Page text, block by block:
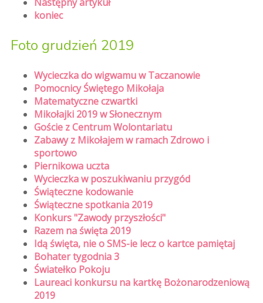
koniec
Foto grudzień 2019
Wycieczka do wigwamu w Taczanowie
Pomocnicy Świętego Mikołaja
Matematyczne czwartki
Mikołajki 2019 w Słonecznym
Goście z Centrum Wolontariatu
Zabawy z Mikołajem w ramach Zdrowo i
sportowo
Piernikowa uczta
Wycieczka w poszukiwaniu przygód
Świąteczne kodowanie
Świąteczne spotkania 2019
Konkurs "Zawody przyszłości"
Razem na święta 2019
Idą święta, nie o SMS-ie lecz o kartce pamiętaj
Bohater tygodnia 3
Światełko Pokoju
Laureaci konkursu na kartkę Bożonarodzeniową
2019